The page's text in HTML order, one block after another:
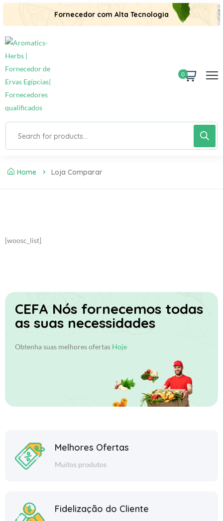
Fornecedor com Alta Tecnologia
0
Home Loja Comparar
[woosc_list]
CEFA Nós fornecemos todas
as suas necessidades
Obtenha suas melhores ofertas Hoje
Melhores Ofertas
Muitos produtos
Fidelização do Cliente